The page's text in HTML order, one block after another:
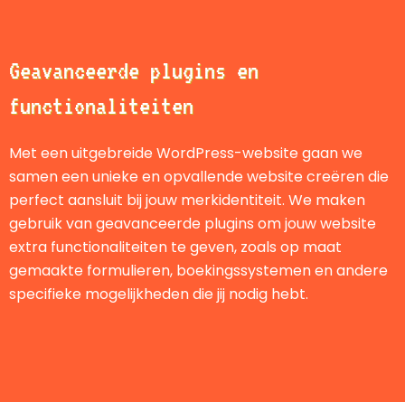
Geavanceerde plugins en
functionaliteiten
Met een uitgebreide WordPress-website gaan we
samen een unieke en opvallende website creëren die
perfect aansluit bij jouw merkidentiteit. We maken
gebruik van geavanceerde plugins om jouw website
extra functionaliteiten te geven, zoals op maat
gemaakte formulieren, boekingssystemen en andere
specifieke mogelijkheden die jij nodig hebt.